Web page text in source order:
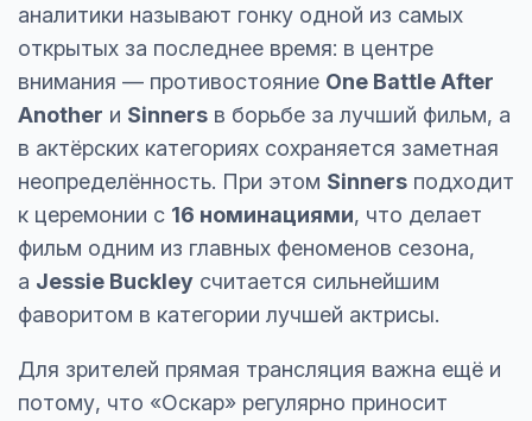
аналитики называют гонку одной из самых
открытых за последнее время: в центре
внимания — противостояние One Battle After
Another и Sinners в борьбе за лучший фильм, а
в актёрских категориях сохраняется заметная
неопределённость. При этом Sinners подходит
к церемонии с 16 номинациями, что делает
фильм одним из главных феноменов сезона,
а Jessie Buckley считается сильнейшим
фаворитом в категории лучшей актрисы.
Для зрителей прямая трансляция важна ещё и
потому, что «Оскар» регулярно приносит